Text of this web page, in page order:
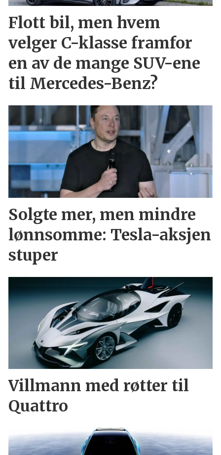
Flott bil, men hvem
velger C-klasse framfor
en av de mange SUV-ene
til Mercedes-Benz?
Solgte mer, men mindre
lønnsomme: Tesla-aksjen
stuper
Villmann med røtter til
Quattro